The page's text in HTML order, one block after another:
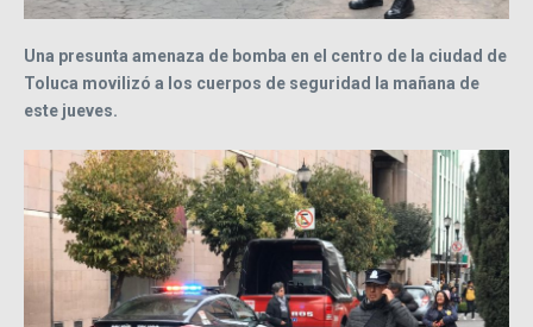
Una presunta amenaza de bomba en el centro de la ciudad de
Toluca movilizó a los cuerpos de seguridad la mañana de
este jueves.